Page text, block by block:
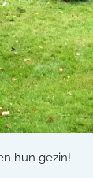
hun gezin!